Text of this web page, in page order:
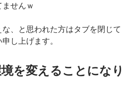
せんｗ
、と思われた方はタブを閉じて
し上げます。
を変えることになり